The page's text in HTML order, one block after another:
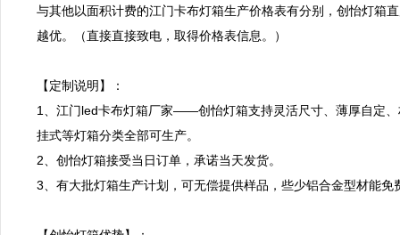
与其他以面积计费的江门卡布灯箱生产价格表有分别，创怡灯箱
越优。（直接直接致电，取得价格表信息。）
【定制说明】：
1、江门led卡布灯箱厂家——创怡灯箱支持灵活尺寸、薄厚自定
挂式等灯箱分类全部可生产。
2、创怡灯箱接受当日订单，承诺当天发货。
3、有大批灯箱生产计划，可无偿提供样品，些少铝合金型材能免